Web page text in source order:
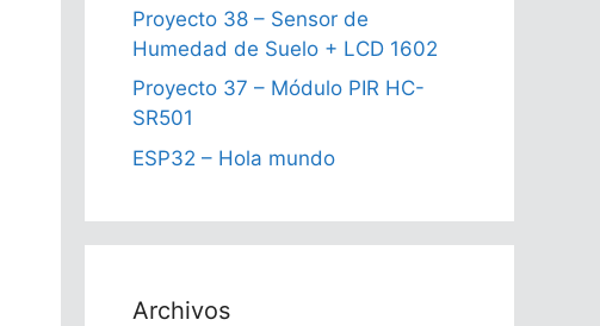
Proyecto 38 – Sensor de
Humedad de Suelo + LCD 1602
Proyecto 37 – Módulo PIR HC-
SR501
ESP32 – Hola mundo
Archivos